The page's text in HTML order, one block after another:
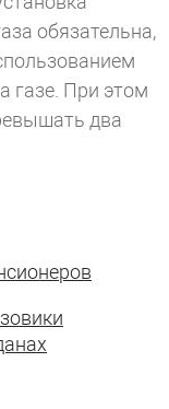
обязательна,
газе. При этом
два